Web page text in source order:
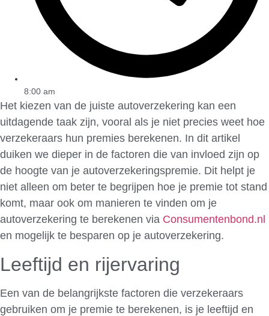
8:00 am
Het kiezen van de juiste autoverzekering kan een
uitdagende taak zijn, vooral als je niet precies weet hoe
verzekeraars hun premies berekenen. In dit artikel
duiken we dieper in de factoren die van invloed zijn op
de hoogte van je autoverzekeringspremie. Dit helpt je
niet alleen om beter te begrijpen hoe je premie tot stand
komt, maar ook om manieren te vinden om je
autoverzekering te berekenen via Consumentenbond.nl
en mogelijk te besparen op je autoverzekering.
Leeftijd en rijervaring
Een van de belangrijkste factoren die verzekeraars
gebruiken om je premie te berekenen, is je leeftijd en